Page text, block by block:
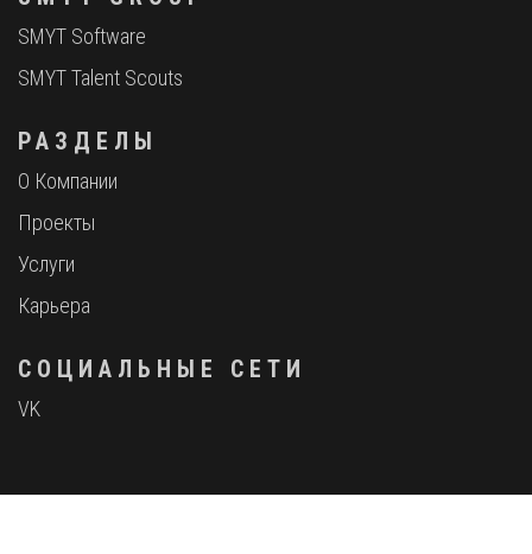
SMYT Software
SMYT Talent Scouts
РАЗДЕЛЫ
О Компании
Проекты
Услуги
Карьера
СОЦИАЛЬНЫЕ СЕТИ
VK